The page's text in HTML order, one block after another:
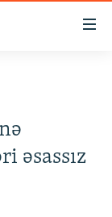
əsassız